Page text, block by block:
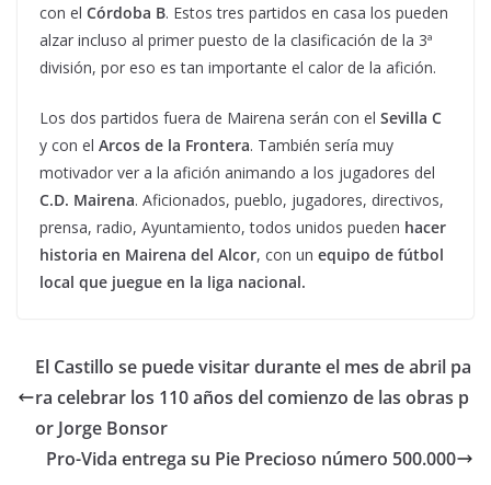
con el Córdoba B. Estos tres partidos en casa los pueden
alzar incluso al primer puesto de la clasificación de la 3ª
división, por eso es tan importante el calor de la afición.
Los dos partidos fuera de Mairena serán con el Sevilla C
y con el Arcos de la Frontera. También sería muy
motivador ver a la afición animando a los jugadores del
C.D. Mairena. Aficionados, pueblo, jugadores, directivos,
prensa, radio, Ayuntamiento, todos unidos pueden hacer
historia en Mairena del Alcor, con un equipo de fútbol
local que juegue en la liga nacional.
El Castillo se puede visitar durante el mes de abril pa
ra celebrar los 110 años del comienzo de las obras p
or Jorge Bonsor
Pro-Vida entrega su Pie Precioso número 500.000